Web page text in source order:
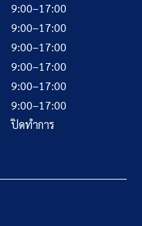
9:00–17:00
9:00–17:00
9:00–17:00
9:00–17:00
9:00–17:00
9:00–17:00
ปิดทำการ